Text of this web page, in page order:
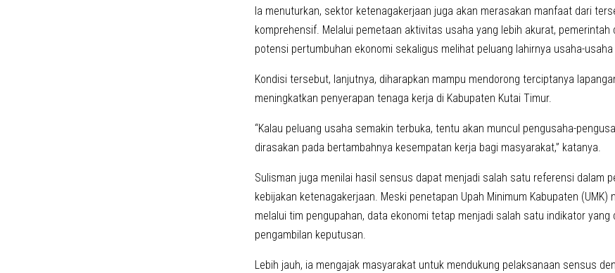
Ia menuturkan, sektor ketenagakerjaan juga akan merasakan manfaat dari
komprehensif. Melalui pemetaan aktivitas usaha yang lebih akurat,
potensi pertumbuhan ekonomi sekaligus melihat peluang lahirnya usaha-usaha
Kondisi tersebut, lanjutnya, diharapkan mampu mendorong terciptanya
meningkatkan penyerapan tenaga kerja di Kabupaten Kutai Timur.
“Kalau peluang usaha semakin terbuka, tentu akan muncul pengusaha-
dirasakan pada bertambahnya kesempatan kerja bagi masyarakat,” katanya.
Sulisman juga menilai hasil sensus dapat menjadi salah satu referensi dalam
kebijakan ketenagakerjaan. Meski penetapan Upah Minimum Kabupaten
melalui tim pengupahan, data ekonomi tetap menjadi salah satu indikator
pengambilan keputusan.
Lebih jauh, ia mengajak masyarakat untuk mendukung pelaksanaan sensus